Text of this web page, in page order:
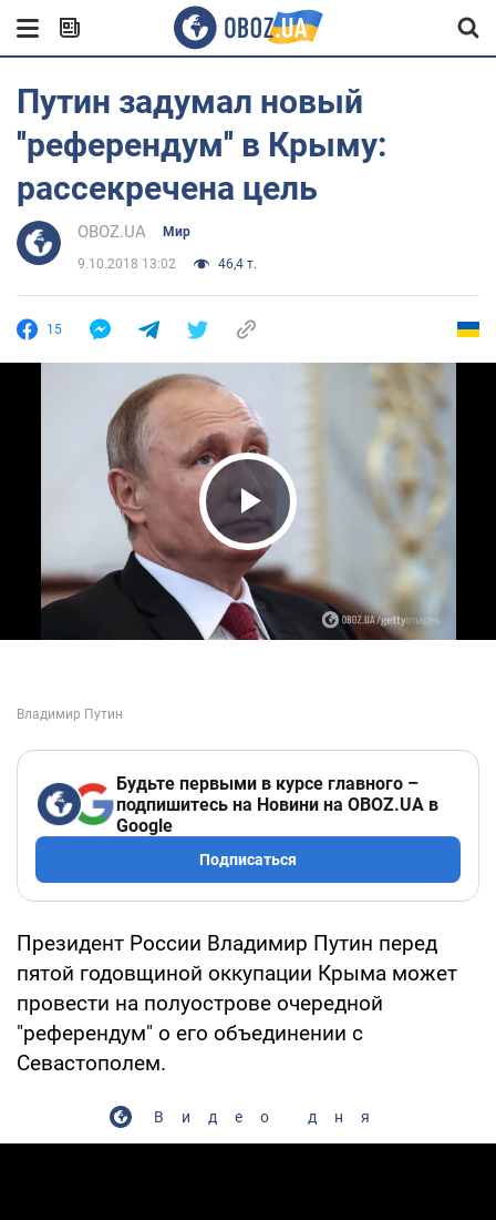
Путин задумал новый
''референдум'' в Крыму:
рассекречена цель
OBOZ.UA Мир
9.10.2018 13:02 46,4 т.
15
Play Video
Будьте первыми в курсе главного –
подпишитесь на Новини на OBOZ.UA в
Google
Подписаться
Президент России Владимир Путин перед
пятой годовщиной оккупации Крыма может
провести на полуострове очередной
"референдум" о его объединении с
Севастополем.
Видео дня